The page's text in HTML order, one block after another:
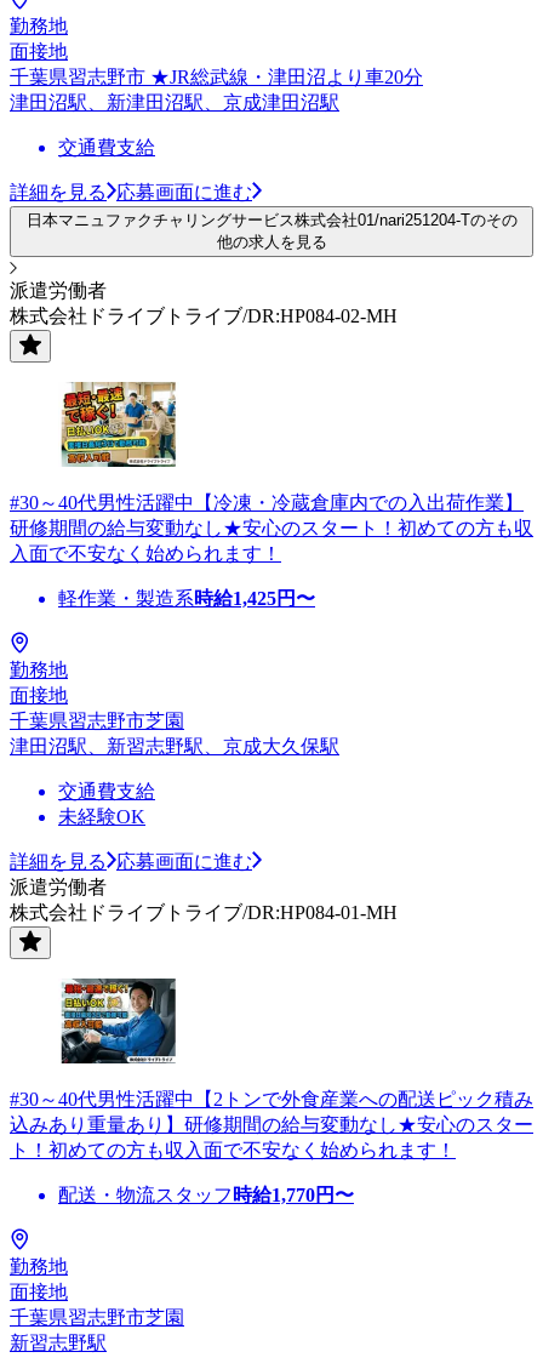
勤務地
面接地
千葉県習志野市 ★JR総武線・津田沼より車20分
津田沼駅、新津田沼駅、京成津田沼駅
交通費支給
詳細を見る 応募画面に進む
日本マニュファクチャリングサービス株式会社01/nari251204-Tのその
他の求人を見る
派遣労働者
株式会社ドライブトライブ/DR:HP084-02-MH
#30～40代男性活躍中【冷凍・冷蔵倉庫内での入出荷作業】
研修期間の給与変動なし★安心のスタート！初めての方も収
入面で不安なく始められます！
軽作業・製造系時給1,425円〜
勤務地
面接地
千葉県習志野市芝園
津田沼駅、新習志野駅、京成大久保駅
交通費支給
未経験OK
詳細を見る
応募画面に進む
派遣労働者
株式会社ドライブトライブ/DR:HP084-01-MH
#30～40代男性活躍中【2トンで外食産業への配送ピック積み
込みあり重量あり】研修期間の給与変動なし★安心のスター
ト！初めての方も収入面で不安なく始められます！
配送・物流スタッフ 時給1,770円〜
勤務地
面接地
千葉県習志野市芝園
新習志野駅